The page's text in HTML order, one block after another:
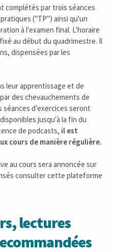
complétés par trois séances
("TP") ainsi qu'un
à l'examen final. L'horaire
au début du quadrimestre. Il
dispensées par les
leur apprentissage et de
des chevauchements de
d'exercices seront
jusqu'à la fin du
de podcasts, il est
cours de manière régulière.
au cours sera annoncée sur
consulter cette plateforme
lectures